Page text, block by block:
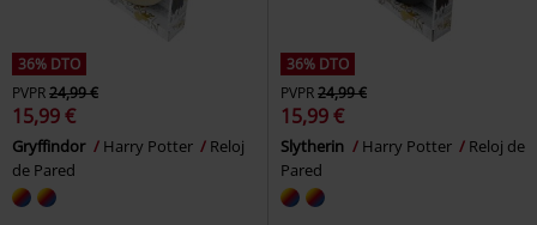
36% DTO
PVPR24,99 €
15,99 €
Gryffindor Harry Potter
Reloj
de Pared
36% DTO
PVPR24,99 €
15,99 €
Slytherin Harry Potter
Reloj de
Pared